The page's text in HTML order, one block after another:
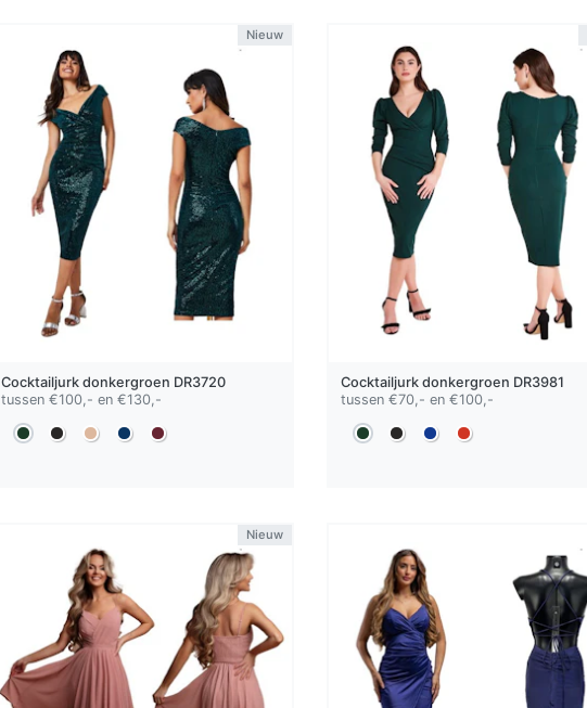
Nieuw
Cocktailjurk donkergroen DR3720
tussen €100,- en €130,-
Cocktailjurk donkergroen DR3981
tussen €70,- en €100,-
Nieuw